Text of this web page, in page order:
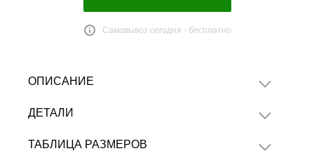
Самовывоз сегодня - бесплатно
ОПИСАНИЕ
ДЕТАЛИ
ТАБЛИЦА РАЗМЕРОВ